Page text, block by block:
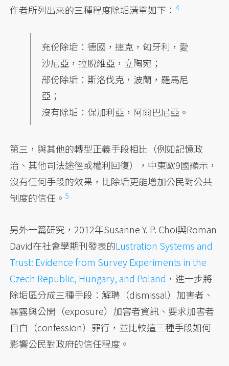
作者所列出來的三種程度除垢清單如下：4
充份除垢：德國，捷克，匈牙利，愛
沙尼亞，拉脫維亞，立陶宛；
部份除垢：斯洛伐克，波蘭，羅馬尼
亞；
沒有除垢：保加利亞，阿爾巴尼亞。
第三，與其他的轉型正義手段相比（例如記憶政
治、其他司法途徑或權利回復），中東歐9國顯示，
沒有任何手段的效果，比除垢更能增加公民對公共
制度的信任。 5
另外一篇研究，2012年Susanne Y. P. Choi與Roman
David在社會學期刊發表的Lustration Systems and
Trust: Evidence from Survey Experiments in the
Czech Republic, Hungary, and Poland ，進一步將
除垢區分成三種手段：解聘（dismissal）加害者、
暴露與公開（exposure）加害者資訊、要求加害者
自白（confession）罪行，並比較這三種手段如何
影響公民對政府的信任程度。